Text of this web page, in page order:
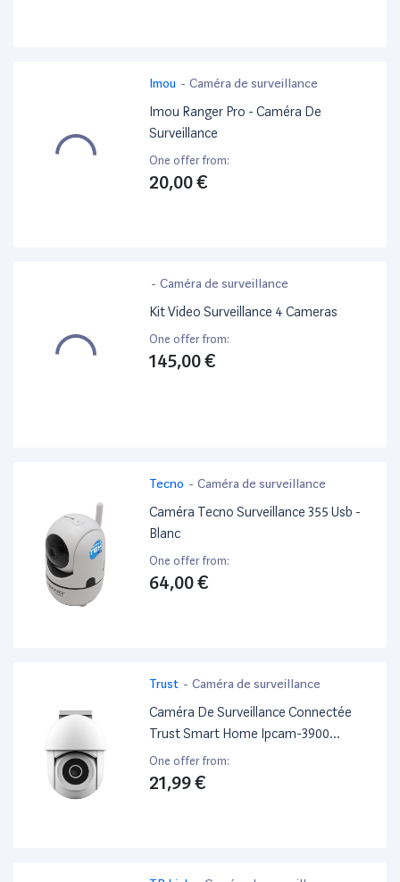
Imou - Caméra de surveillance
Imou Ranger Pro - Caméra De
Surveillance
One offer from:
20,00 €
- Caméra de surveillance
Kit Video Surveillance 4 Cameras
One offer from:
145,00 €
Tecno - Caméra de surveillance
Caméra Tecno Surveillance 355 Usb -
Blanc
One offer from:
64,00 €
Trust - Caméra de surveillance
Caméra De Surveillance Connectée
Trust Smart Home Ipcam-3900
Extérieur Blanc
One offer from:
21,99 €